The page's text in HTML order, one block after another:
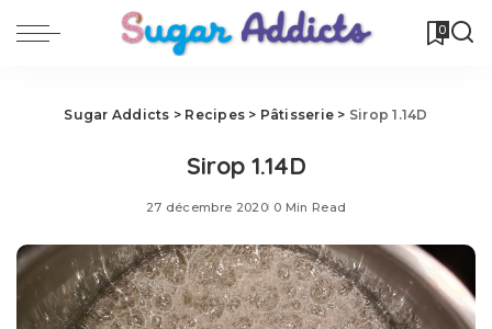
0
Sugar Addicts > Recipes > Pâtisserie > Sirop 1.14D
Sirop 1.14D
27 décembre 2020 0 Min Read